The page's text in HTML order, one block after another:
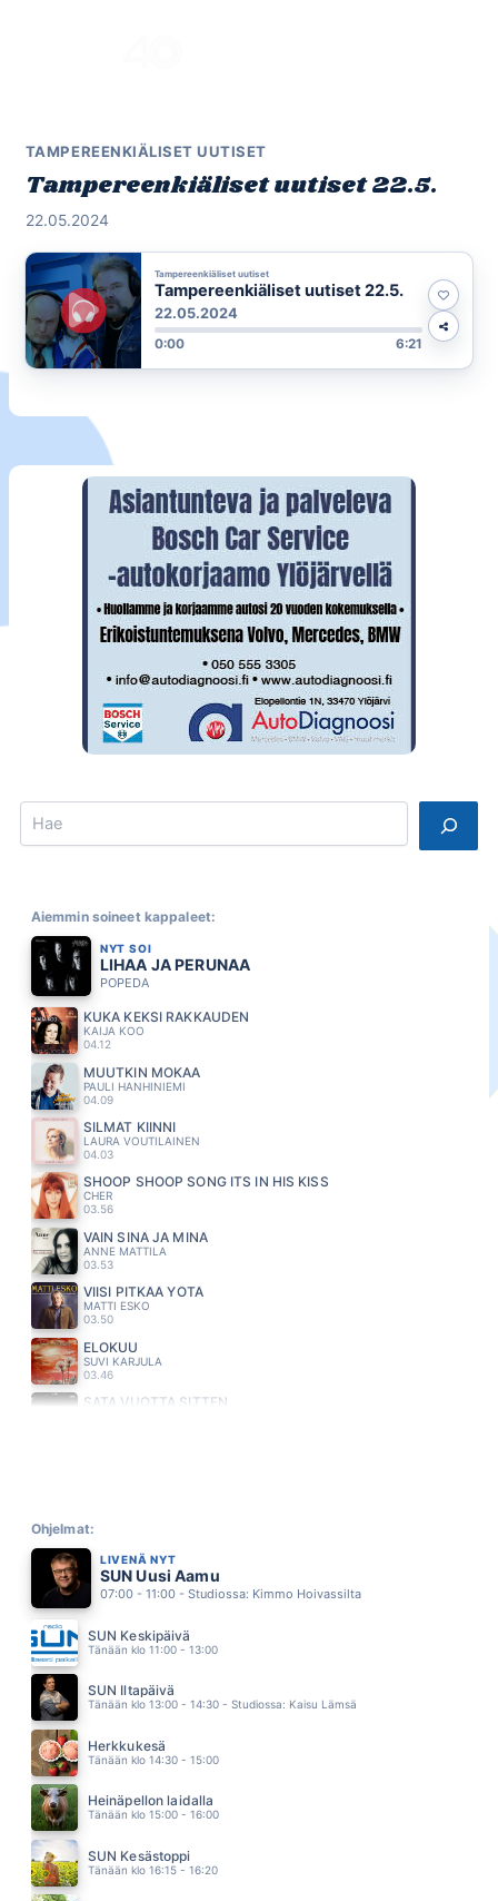
TAMPEREENKIÄLISET UUTISET
Tampereenkiäliset uutiset 22.5.
22.05.2024
Tampereenkiäliset uutiset
Tampereenkiäliset uutiset 22.5.
22.05.2024
0:00 6:21
Search
Aiemmin soineet kappaleet:
NYT SOI
LIHAA JA PERUNAA
POPEDA
KUKA KEKSI RAKKAUDEN
KAIJA KOO
04.12
MUUTKIN MOKAA
PAULI HANHINIEMI
04.09
SILMÄT KIINNI
LAURA VOUTILAINEN
04.03
SHOOP SHOOP SONG ITS IN HIS KISS
CHER
03.56
VAIN SINÄ JA MINÄ
ANNE MATTILA
03.53
VIISI PITKÄÄ YÖTÄ
MATTI ESKO
03.50
ELOKUU
SUVI KARJULA
03.46
SATA VUOTTA SITTEN
MARKKU ARO
ANNA ANTEEKSI
HAPPORADIO
03.25
BOGART CO
03.20
EMMA & MATILDA
03.15
MAMBA
03.11
JANNIKA B
03.09
MIRA KUNNASLUOTO
03.05
Ohjelmat:
LIVENÄ NYT
SUN Uusi Aamu
07:00 - 11:00 - Studiossa: Kimmo Hoivassilta
SUN Keskipäivä
Tänään klo 11:00 - 13:00
SUN Iltapäivä
Tänään klo 13:00 - 14:30 - Studiossa: Kaisu Lämsä
Herkkukesä
Tänään klo 14:30 - 15:00
Heinäpellon laidalla
Tänään klo 15:00 - 16:00
SUN Kesästoppi
Tänään klo 16:15 - 16:20